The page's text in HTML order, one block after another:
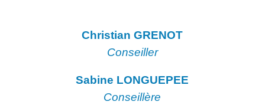
Christian GRENOT
Conseiller
Sabine LONGUEPEE
Conseillère